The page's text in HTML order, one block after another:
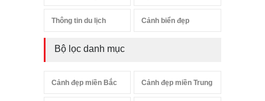
Thông tin du lịch Cảnh biển đẹp
Bộ lọc danh mục
Cảnh đẹp miền Bắc Cảnh đẹp miền Trung